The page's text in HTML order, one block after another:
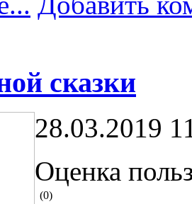
сказки
28.03.2019
Оценка
(0)